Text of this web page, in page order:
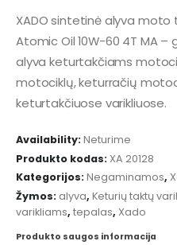
XADO sintetinė alyva moto
Atomic Oil 10W-60 4T MA
alyva keturtakčiams
motociklų, keturračių
keturtakčiuose varikliuose.
Availability: Neturime
Produkto kodas: XA 20128
Kategorijos: Negaminamos,
Žymos: alyva, Keturių taktų
varikliams, tepalas, Xado
Produkto saugos informacija